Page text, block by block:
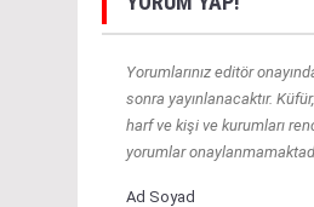
Yorumlarınız editör
sonra yayınlanacaktır.
harf ve kişi ve kurumları
yorumlar
Ad Soyad